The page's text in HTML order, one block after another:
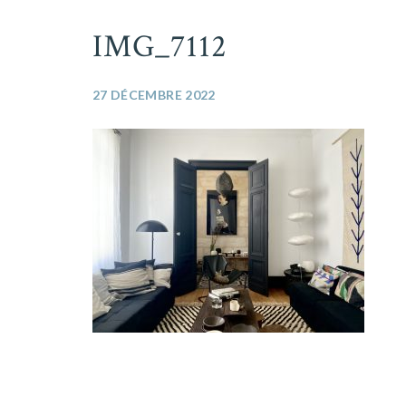
IMG_7112
27 DÉCEMBRE 2022